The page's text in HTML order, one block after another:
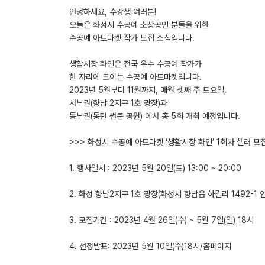
안녕하세요, 수강생 여러분!
오늘은 화성시 수공예 소상공인 분들을 위한
수공예 아트마켓 작가 모집 소식입니다.
생활시장 화인은 전국 우수 수공예 작가가
한 자리에 모이는 수공예 아트마켓입니다.
2023년 5월부터 11월까지, 매월 셋째 주 토요일,
서부권(향남 2지구 1호 광장)과
동부권(동탄 썬큰 공원) 에서 총 5회 개최 예정입니다.
>>> 화성시 수공예 아트마켓 ‘생활시장 화인’ 1회차 셀러 모
1. 행사일시 : 2023년 5월 20일(토) 13:00 ~ 20:00
2. 화성 향남2지구 1호 광장(화성시 향남읍 하길리 1492-1
3. 모집기간 : 2023년 4월 26일(수) ~ 5월 7일(일) 18시
4. 선정발표: 2023년 5월 10일(수)18시/홈페이지